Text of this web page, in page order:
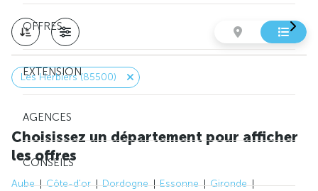
OFFRES
EXTENSION
AGENCES
CONSEILS
Les Herbiers (85500)
Choisissez un département pour afficher
les offres
Aube Côte-d'or Dordogne Essonne
Gironde